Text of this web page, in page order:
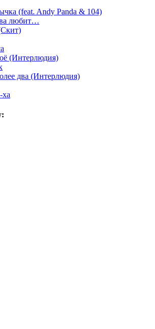
(feat. Andy Panda & 104)
любит…
(Интерлюдия)
два (Интерлюдия)